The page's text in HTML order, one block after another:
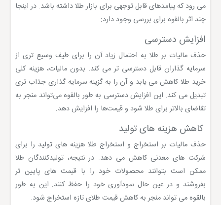
می رود که پیامدهای قابل توجهی برای بازار طلا داشته باشد. در اینجا
چند اثر بالقوه برای بررسی وجود دارد:
افزایش دسترسی
حذف مالیات بر طلا به احتمال زیاد آن را برای طیف وسیع تری از
سرمایه گذاران قابل دسترسی تر می کند. بدون مالیات، هزینه کلی
خرید طلا کاهش می یابد و آن را به گزینه سرمایه گذاری جذاب تری
تبدیل می کند. این افزایش دسترسی به طور بالقوه می‌تواند منجر به
تقاضای بالاتر برای طلا شود و قیمت‌ها را افزایش دهد.
کاهش هزینه های تولید
حذف مالیات بر استخراج و استخراج طلا هزینه های تولید را برای
شرکت های معدنی کاهش می دهد. در نتیجه، تولیدکنندگان طلا
ممکن است بتوانند محصولات خود را با قیمت های پایین تر
بفروشند و در عین حال سودآوری خود را حفظ کنند. این به طور
بالقوه می تواند منجر به کاهش قیمت طلای تازه استخراج شود.